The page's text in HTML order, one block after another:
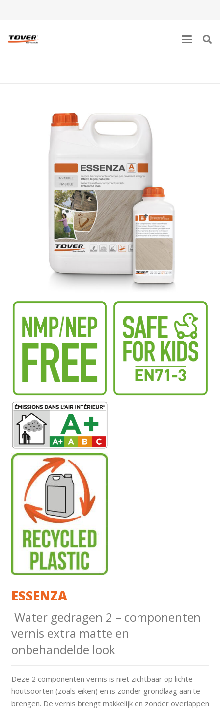
ESSENZA
Water gedragen 2 – componenten
vernis extra matte en
onbehandelde look
Deze 2 componenten vernis is niet zichtbaar op lichte
houtsoorten (zoals eiken) en is zonder grondlaag aan te
brengen. De vernis brengt makkelijk en zonder overlappen